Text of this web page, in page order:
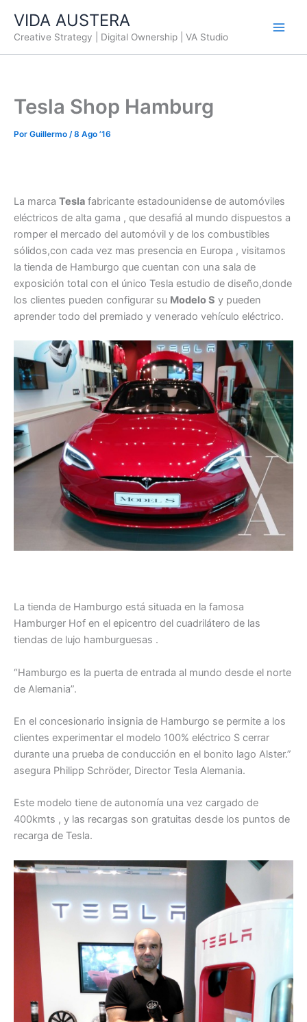
contenido
VIDA AUSTERA
Creative Strategy | Digital Ownership | VA Studio
Tesla Shop Hamburg
Por Guillermo /8 Ago ’16
La marca Tesla fabricante estadounidense de automóviles
eléctricos de alta gama , que desafiá al mundo dispuestos a
romper el mercado del automóvil y de los combustibles
sólidos,con cada vez mas presencia en Europa , visitamos
la tienda de Hamburgo que cuentan con una sala de
exposición total con el único Tesla estudio de diseño,donde
los clientes pueden configurar su Modelo S y pueden
aprender todo del premiado y venerado vehículo eléctrico.
La tienda de Hamburgo está situada en la famosa
Hamburger Hof en el epicentro del cuadrilátero de las
tiendas de lujo hamburguesas .
“Hamburgo es la puerta de entrada al mundo desde el norte
de Alemania”.
En el concesionario insignia de Hamburgo se permite a los
clientes experimentar el modelo 100% eléctrico S cerrar
durante una prueba de conducción en el bonito lago Alster.”
asegura Philipp Schröder, Director Tesla Alemania.
Este modelo tiene de autonomía una vez cargado de
400kmts , y las recargas son gratuitas desde los puntos de
recarga de Tesla.